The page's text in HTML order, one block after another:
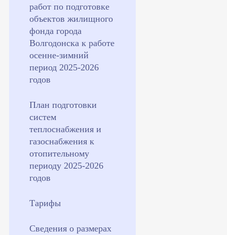
работ по подготовке
объектов жилищного
фонда города
Волгодонска к работе
осенне-зимний
период 2025-2026
годов
План подготовки
систем
теплоснабжения и
газоснабжения к
отопительному
периоду 2025-2026
годов
Тарифы
Сведения о размерах